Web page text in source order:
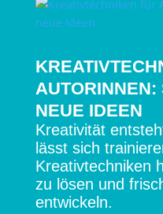
AUTORINNEN:
NEUE IDEEN
Kreativität
lässt sich
Kreativtechniken
zu lösen und
entwickeln.